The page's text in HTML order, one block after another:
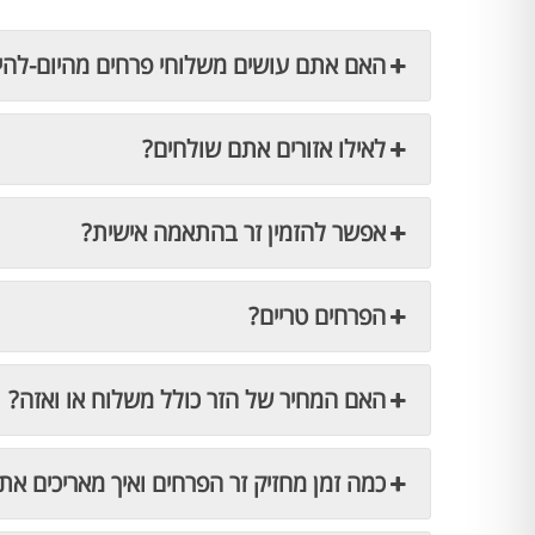
האם אתם עושים משלוחי פרחים מהיום-
לאילו אזורים אתם שולחים?
אפשר להזמין זר בהתאמה אישית?
הפרחים טריים?
האם המחיר של הזר כולל משלוח או ואזה?
כמה זמן מחזיק זר הפרחים ואיך מאריכים את